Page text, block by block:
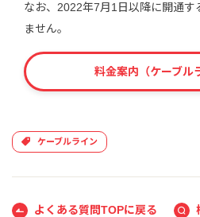
なお、2022年7月1日以降に開通す
ません。
料金案内（ケーブル
ケーブルライン
よくある質問TOPに戻る